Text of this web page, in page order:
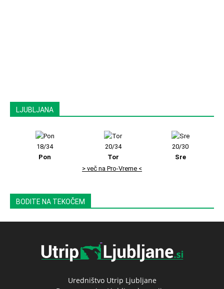
LJUBLJANA
18/34
Pon
20/34
Tor
20/30
Sre
> več na Pro-Vreme <
BODITE NA TEKOČEM
Uredništvo Utrip Ljubljane